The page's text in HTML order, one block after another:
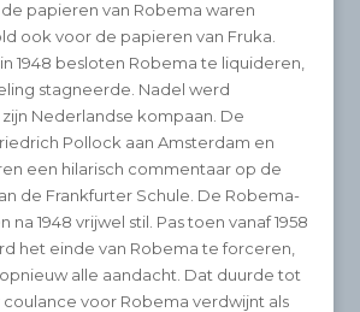
papieren van Robema waren
ook voor de papieren van Fruka.
1948 besloten Robema te liquideren,
stagneerde. Nadel werd
Nederlandse kompaan. De
Pollock aan Amsterdam en
een hilarisch commentaar op de
de Frankfurter Schule. De Robema-
na 1948 vrijwel stil. Pas toen vanaf 1958
het einde van Robema te forceren,
alle aandacht. Dat duurde tot
coulance voor Robema verdwijnt als